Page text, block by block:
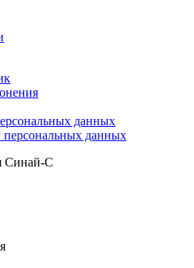
данных
персональных данных
Синай-С